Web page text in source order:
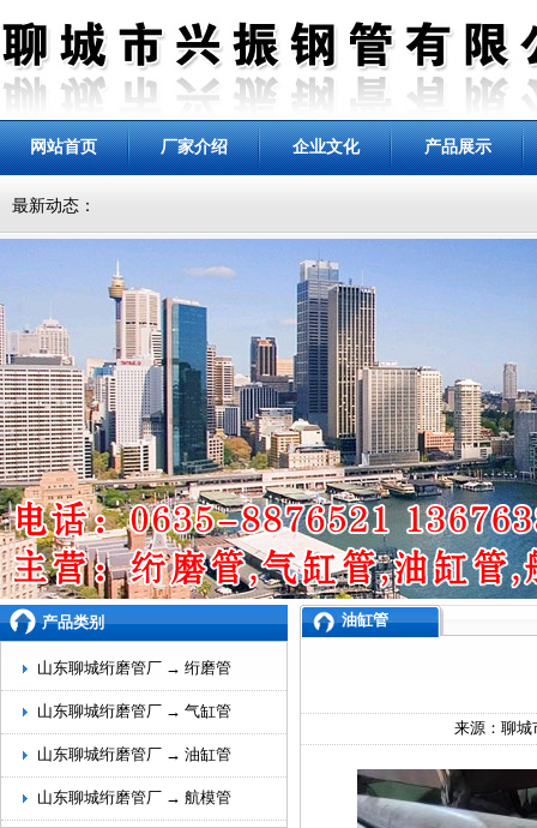
网站首页 厂家介绍 企业文化 产品展示
最新动态：
产品类别
山东聊城绗磨管厂 → 绗磨管
山东聊城绗磨管厂 → 气缸管
山东聊城绗磨管厂 → 油缸管
山东聊城绗磨管厂 → 航模管
油缸管
来源： 聊城